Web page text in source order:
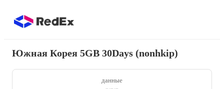
Южная Корея 5GB 30Days (nonhkip)
данные